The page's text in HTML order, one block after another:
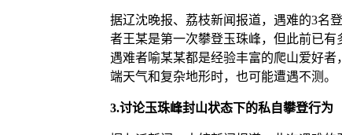
据辽沈晚报、荔枝新闻报道，遇难的3名
者王某是第一次攀登玉珠峰，但此前已
遇难者喻某某都是经验丰富的爬山爱好
端天气和复杂地形时，也可能遭遇不测。
3.讨论玉珠峰封山状态下的私自攀登行为